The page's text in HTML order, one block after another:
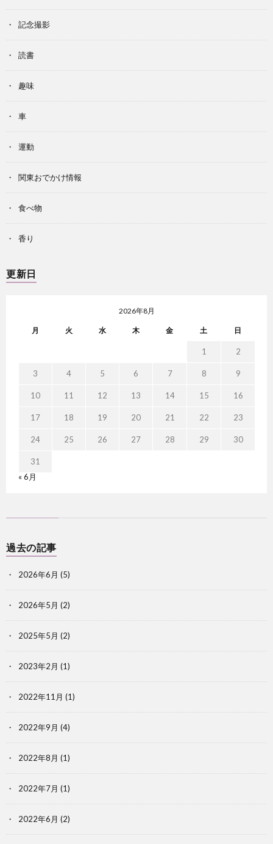
記念撮影
読書
趣味
車
運動
関東おでかけ情報
食べ物
香り
更新日
2026年8月
月 火 水 木 金 土 日
1 2
3 4 5 6 7 8 9
10 11 12 13 14 15 16
17 18 19 20 21 22 23
24 25 26 27 28 29 30
31
« 6月
過去の記事
2026年6月 (5)
2026年5月 (2)
2025年5月 (2)
2023年2月 (1)
2022年11月 (1)
2022年9月 (4)
2022年8月 (1)
2022年7月 (1)
2022年6月 (2)